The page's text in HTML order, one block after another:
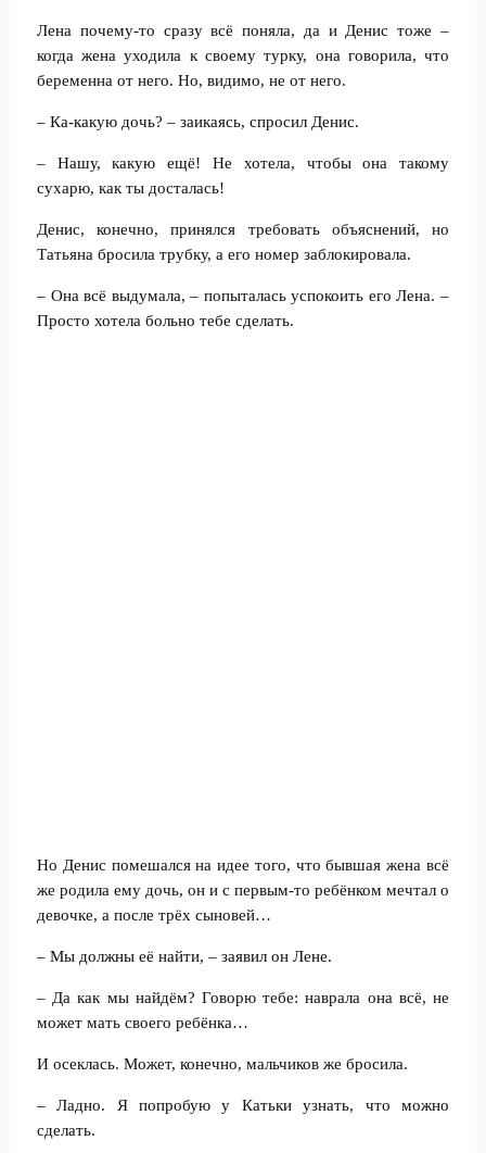
Лена почему-то сразу всё поняла, да и Денис тоже –
когда жена уходила к своему турку, она говорила, что
беременна от него. Но, видимо, не от него.
– Ка-какую дочь? – заикаясь, спросил Денис.
– Нашу, какую ещё! Не хотела, чтобы она такому
сухарю, как ты досталась!
Денис, конечно, принялся требовать объяснений, но
Татьяна бросила трубку, а его номер заблокировала.
– Она всё выдумала, – попыталась успокоить его Лена. –
Просто хотела больно тебе сделать.
Но Денис помешался на идее того, что бывшая жена всё
же родила ему дочь, он и с первым-то ребёнком мечтал о
девочке, а после трёх сыновей…
– Мы должны её найти, – заявил он Лене.
– Да как мы найдём? Говорю тебе: наврала она всё, не
может мать своего ребёнка…
И осеклась. Может, конечно, мальчиков же бросила.
– Ладно. Я попробую у Катьки узнать, что можно
сделать.